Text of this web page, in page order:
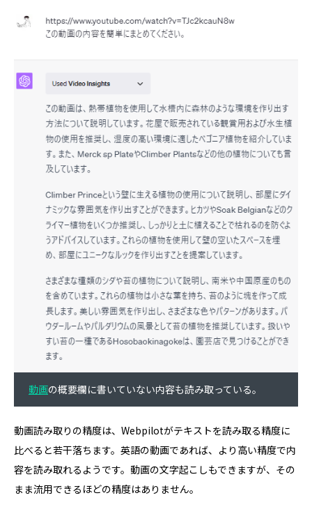
動画の概要欄に書いていない内容も読み取っている。
動画読み取りの精度は、Webpilotがテキストを読み取る精度に
比べると若干落ちます。英語の動画であれば、より高い精度で内
容を読み取れるようです。動画の文字起こしもできますが、その
まま流用できるほどの精度はありません。